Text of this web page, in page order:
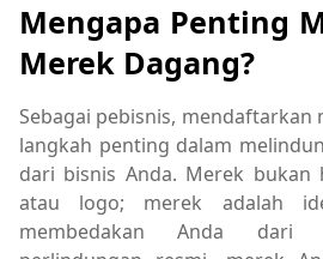
Mengapa Penting
Merek Dagang?
Sebagai pebisnis, mendaftarkan
langkah penting dalam
dari bisnis Anda. Merek bukan
atau logo; merek adalah
membedakan Anda dari